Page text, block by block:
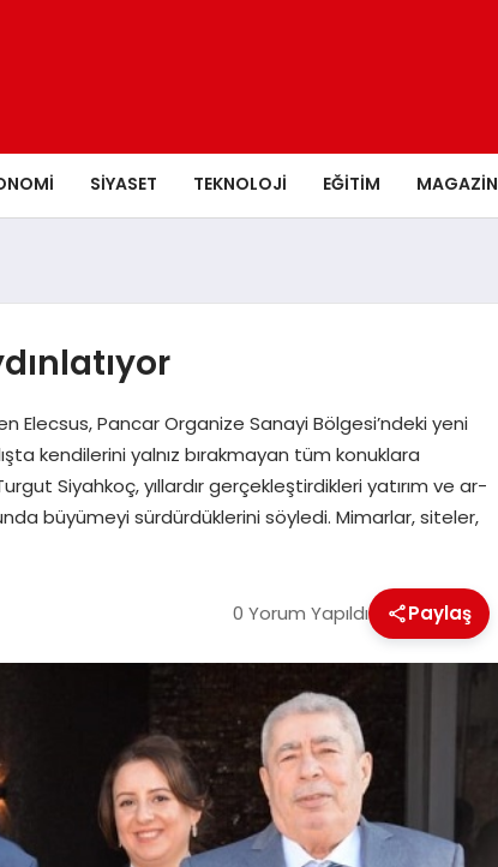
SIYASET TEKNOLOJI EĞITIM MAGAZIN
Elecsus, Pancar Organize Sanayi Bölgesi’ndeki yeni
kendilerini yalnız bırakmayan tüm konuklara
Siyahkoç, yıllardır gerçekleştirdikleri yatırım ve ar-
büyümeyi sürdürdüklerini söyledi. Mimarlar, siteler,
0 Yorum Yapıldı Paylaş